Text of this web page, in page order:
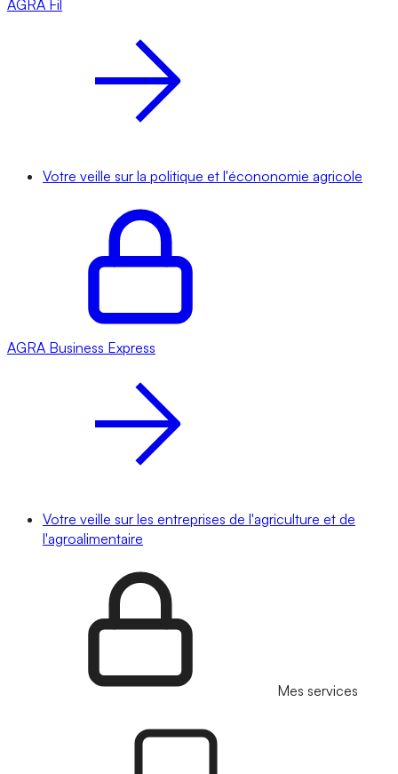
AGRA Fil
Votre veille sur la politique et l'écononomie agricole
AGRA Business Express
Votre veille sur les entreprises de l'agriculture et de
l'agroalimentaire
Mes services